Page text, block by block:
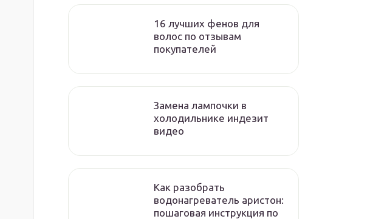
16 лучших фенов для
волос по отзывам
покупателей
Замена лампочки в
холодильнике индезит
видео
Как разобрать
водонагреватель аристон:
пошаговая инструкция по